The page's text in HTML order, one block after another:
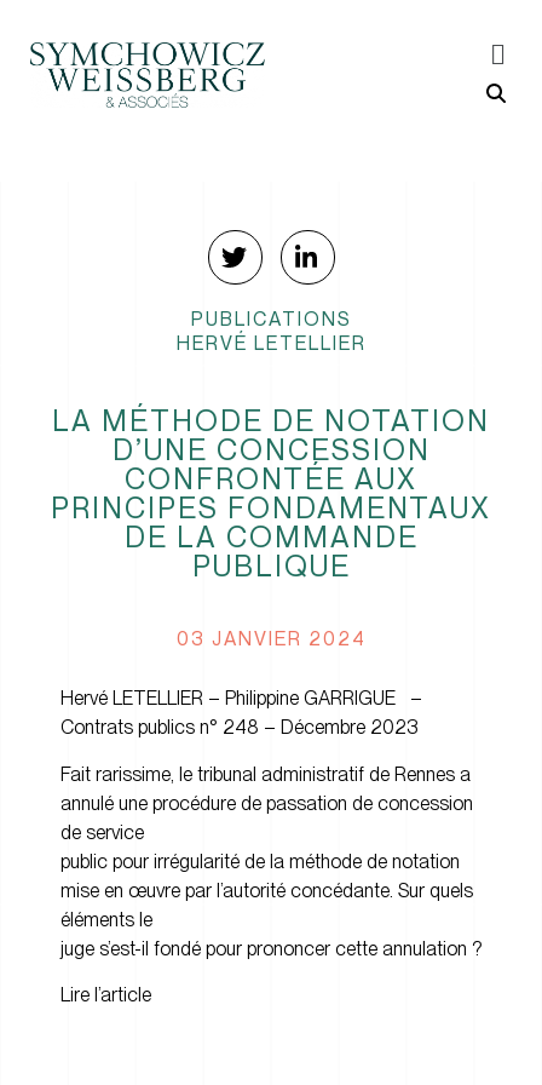
PUBLICATIONS
HERVÉ LETELLIER
LA MÉTHODE DE NOTATION
D’UNE CONCESSION
CONFRONTÉE AUX
PRINCIPES FONDAMENTAUX
DE LA COMMANDE
PUBLIQUE
03 JANVIER 2024
Hervé LETELLIER – Philippine GARRIGUE –
Contrats publics n° 248 – Décembre 2023
Fait rarissime, le tribunal administratif de Rennes a
annulé une procédure de passation de concession
de service
public pour irrégularité de la méthode de notation
mise en œuvre par l’autorité concédante. Sur quels
éléments le
juge s’est-il fondé pour prononcer cette annulation ?
Lire l’article